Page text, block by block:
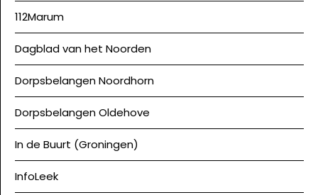
112Marum
Dagblad van het Noorden
Dorpsbelangen Noordhorn
Dorpsbelangen Oldehove
In de Buurt (Groningen)
InfoLeek